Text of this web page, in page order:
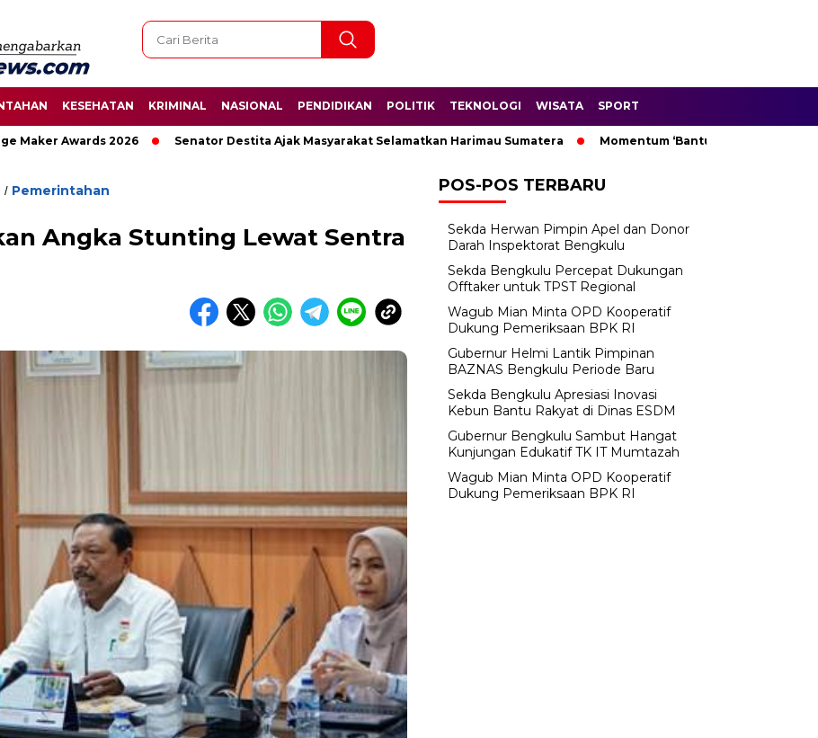
KESEHATAN KRIMINAL NASIONAL PENDIDIKAN POLITIK TEKNOLOGI WISATA SPORT
Awards 2026 Senator Destita Ajak Masyarakat Selamatkan Harimau Sumatera Momentum ‘Bantu Rakyat’: Wagub Mian
/ Pemerintahan
Angka Stunting Lewat Sentra
POS-POS TERBARU
Sekda Herwan Pimpin Apel dan Donor
Darah Inspektorat Bengkulu
Sekda Bengkulu Percepat Dukungan
Offtaker untuk TPST Regional
Wagub Mian Minta OPD Kooperatif
Dukung Pemeriksaan BPK RI
Gubernur Helmi Lantik Pimpinan
BAZNAS Bengkulu Periode Baru
Sekda Bengkulu Apresiasi Inovasi
Kebun Bantu Rakyat di Dinas ESDM
Gubernur Bengkulu Sambut Hangat
Kunjungan Edukatif TK IT Mumtazah
Wagub Mian Minta OPD Kooperatif
Dukung Pemeriksaan BPK RI